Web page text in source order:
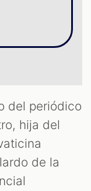
del periódico
hija del
de la